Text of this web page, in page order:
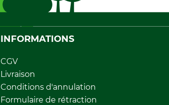
INFORMATIONS
CGV
Livraison
Conditions d'annulation
Formulaire de rétraction